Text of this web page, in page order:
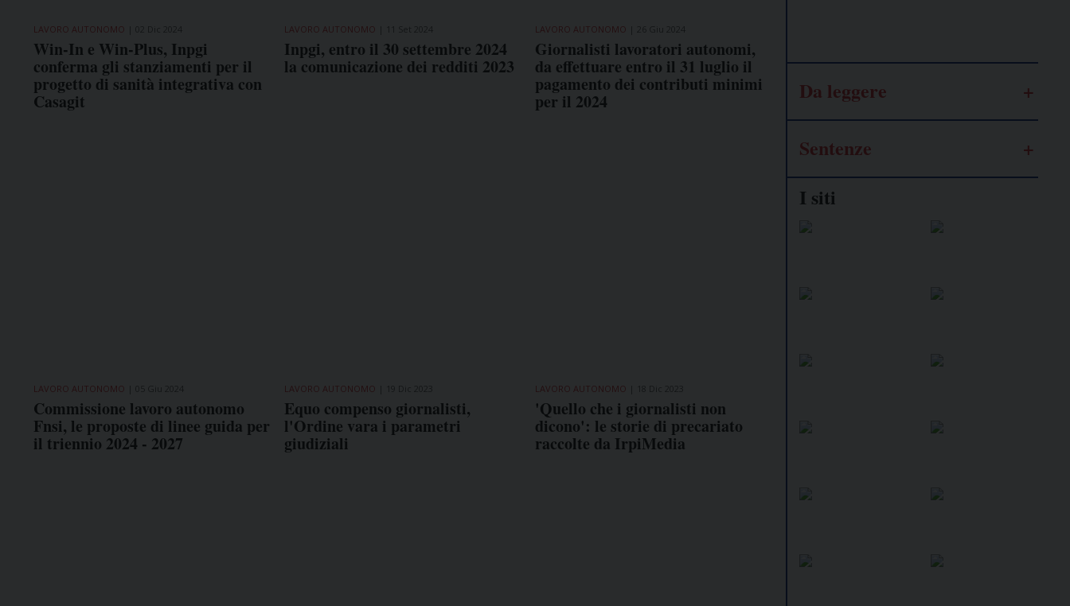
LAVORO AUTONOMO
Win-In e Win-Plus, Inpgi
conferma gli stanziamenti per il
progetto di sanità integrativa con
Casagit
LAVORO AUTONOMO
Inpgi, entro il 30 settembre 2024
la comunicazione dei redditi 2023
LAVORO AUTONOMO
Giornalisti lavoratori autonomi,
da effettuare entro il 31 luglio il
pagamento dei contributi minimi
per il 2024
LAVORO AUTONOMO
Commissione lavoro autonomo
Fnsi, le proposte di linee guida per
il triennio 2024 - 2027
LAVORO AUTONOMO
Equo compenso giornalisti,
l'Ordine vara i parametri
giudiziali
LAVORO AUTONOMO
'Quello che i giornalisti non
dicono': le storie di precariato
raccolte da IrpiMedia
Da leggere
Sentenze
I siti